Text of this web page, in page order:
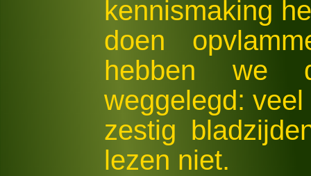
kennismaking
doen
hebben we
weggelegd:
zestig
lezen niet.